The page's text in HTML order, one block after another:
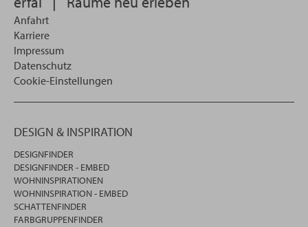
Anfahrt
Karriere
Impressum
Datenschutz
Cookie-Einstellungen
DESIGN & INSPIRATION
DESIGNFINDER
DESIGNFINDER - EMBED
WOHNINSPIRATIONEN
WOHNINSPIRATION - EMBED
SCHATTENFINDER
FARBGRUPPENFINDER